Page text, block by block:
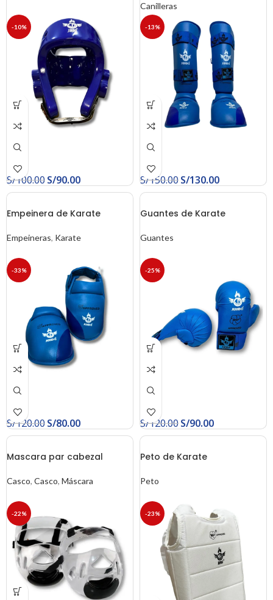
-10%
S/100.00S/90.00
-13%
Canilleras
S/150.00S/130.00
-33%
Empeinera de Karate
Empeineras, Karate
S/120.00S/80.00
-25%
Guantes de Karate
Guantes
S/120.00S/90.00
-22%
Mascara par cabezal
Casco, Casco, Máscara
-23%
Peto de Karate
Peto